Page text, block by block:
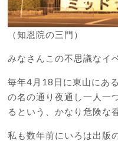
（知恩院の三門）
みなさんこの不思議なイ
毎年4月18日に東山にあ
の名の通り夜通し一人一
るという、かなり危険な
私も数年前にいろは出版